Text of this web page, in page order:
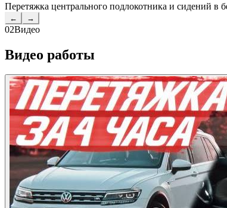
Перетяжка центрального подлокотника и сидений в
← →
02Видео
Видео работы